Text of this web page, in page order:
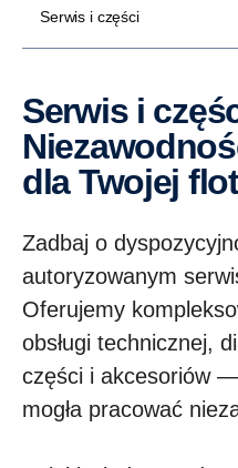
Serwis i części
Serwis i części Scania |
dla Twojej
Zadbaj o
autoryzowanym
Oferujemy
obsługi technicznej,
części i akcesoriów
mogła pracować